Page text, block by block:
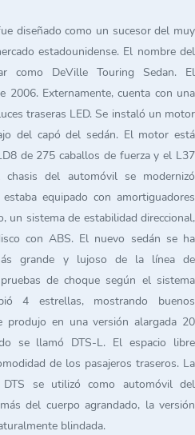
diseñado como un sucesor del muy
estadounidense. El nombre del
como DeVille Touring Sedan. El
2006. Externamente, cuenta con una
traseras LED. Se instaló un motor
del capó del sedán. El motor está
de 275 caballos de fuerza y el L37
del automóvil se modernizó
equipado con amortiguadores
un sistema de estabilidad direccional,
con ABS. El nuevo sedán se ha
grande y lujoso de la línea de
de choque según el sistema
4 estrellas, mostrando buenos
produjo en una versión alargada 20
se llamó DTS-L. El espacio libre
de los pasajeros traseros. La
DTS se utilizó como automóvil del
del cuerpo agrandado, la versión
blindada.